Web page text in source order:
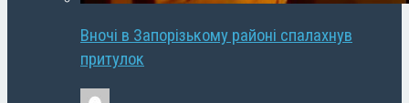
Вночі в Запорізькому районі спалахнув
притулок